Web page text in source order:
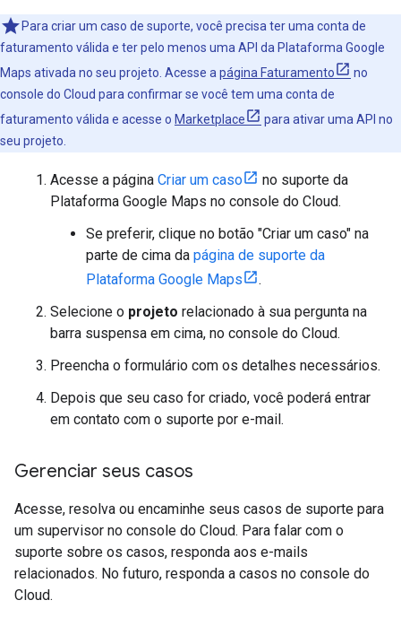
Para criar um caso de suporte, você precisa ter uma conta de
faturamento válida e ter pelo menos uma API da Plataforma Google
Maps ativada no seu projeto. Acesse a página Faturamento
no
console do Cloud para confirmar se você tem uma conta de
faturamento válida e acesse o Marketplace
para ativar uma API no
seu projeto.
Acesse a página Criar um caso
no suporte da
Plataforma Google Maps no console do Cloud.
Se preferir, clique no botão "Criar um caso" na
parte de cima da página de suporte da
Plataforma Google Maps
.
Selecione o projeto relacionado à sua pergunta na
barra suspensa em cima, no console do Cloud.
Preencha o formulário com os detalhes necessários.
Depois que seu caso for criado, você poderá entrar
em contato com o suporte por e-mail.
Gerenciar seus casos
Acesse, resolva ou encaminhe seus casos de suporte para
um supervisor no console do Cloud. Para falar com o
suporte sobre os casos, responda aos e-mails
relacionados. No futuro, responda a casos no console do
Cloud.